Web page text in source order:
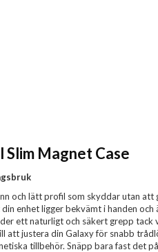
Slim Magnet Case
och lätt profil som skyddar utan att
enhet ligger bekvämt i handen
ett naturligt och säkert grepp
att justera din Galaxy för snabb
tillbehör. Snäpp bara fast det